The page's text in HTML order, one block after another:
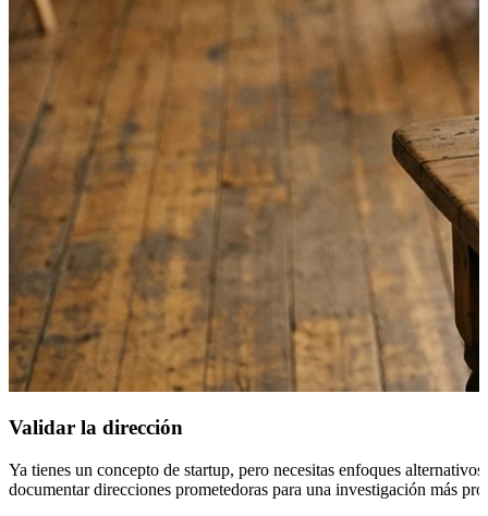
Validar la dirección
Ya tienes un concepto de startup, pero necesitas enfoques
documentar direcciones prometedoras para una investigación más